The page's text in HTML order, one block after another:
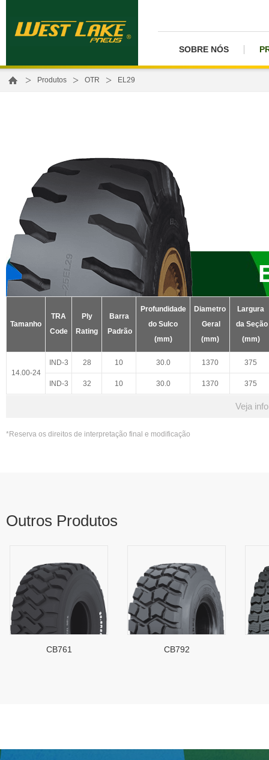
SOBRE NÓS
> Produtos > OTR > EL29
Tamanho
TRA
Code
Ply
Rating
Barra
Padrão
Profundidade
do Sulco
(mm)
Diametro
Geral
(mm)
Largura
da Seção
(mm)
14.00-24
IND-3 28 10 30.0 1370 375
IND-3 32 10 30.0 1370 375
Veja
*Reserva os direitos de interpretação final e modificação
Outros Produtos
CB761 CB792